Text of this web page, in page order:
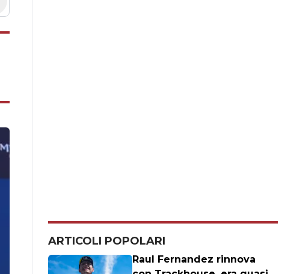
ARTICOLI POPOLARI
Raul Fernandez rinnova